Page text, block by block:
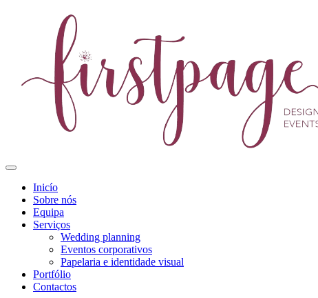
Inicío
Sobre nós
Equipa
Serviços
Wedding planning
Eventos corporativos
Papelaria e identidade visual
Portfólio
Contactos